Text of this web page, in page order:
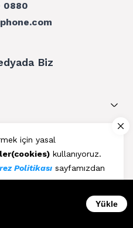
için yasal
kullanıyoruz.
Politikası sayfamızdan
Kabul Et
0880
Biz
Yükle